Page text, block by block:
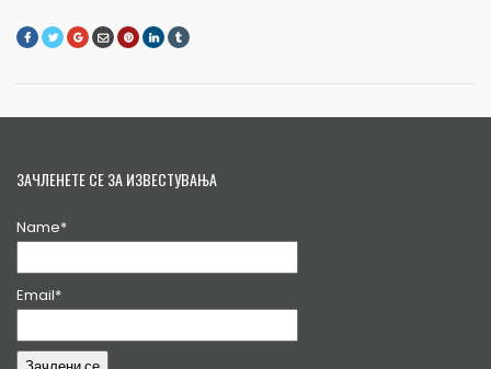
ЗАЧЛЕНЕТЕ СЕ ЗА ИЗВЕСТУВАЊА
Name*
Email*